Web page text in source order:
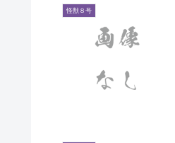
怪獣８号